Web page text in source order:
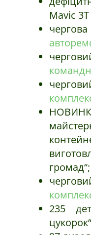
Mavic
громад“;
235